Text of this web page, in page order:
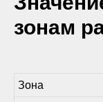
зонам
Зона